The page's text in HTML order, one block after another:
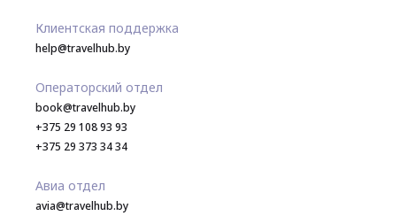
Клиентская поддержка
help@travelhub.by
Операторский отдел
book@travelhub.by
+375 29 108 93 93
+375 29 373 34 34
Авиа отдел
avia@travelhub.by